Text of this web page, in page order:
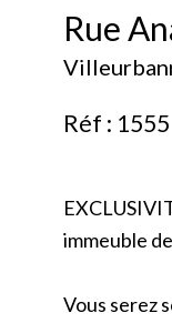
Rue
Réf : 1555
immeuble
Vous serez